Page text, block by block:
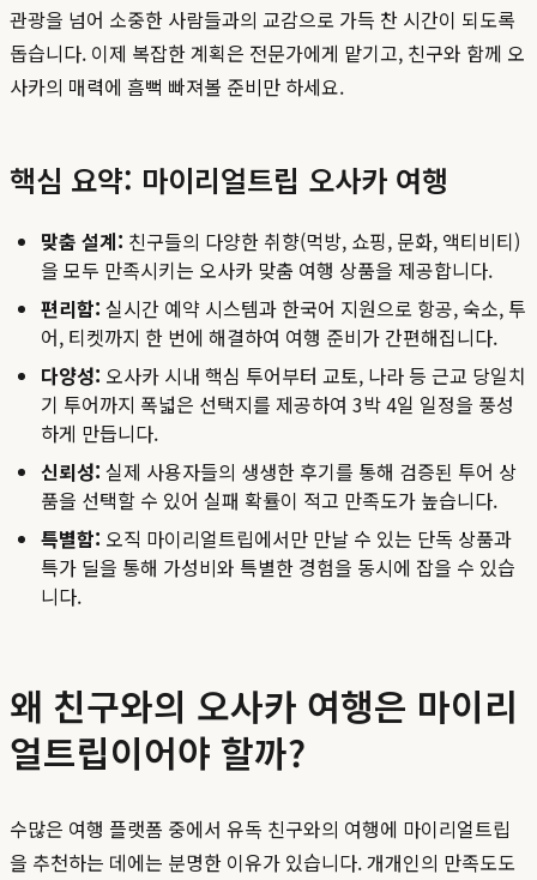
관광을 넘어 소중한 사람들과의 교감으로 가득 찬 시간이 되도록
돕습니다. 이제 복잡한 계획은 전문가에게 맡기고, 친구와 함께 오
사카의 매력에 흠뻑 빠져볼 준비만 하세요.
핵심 요약: 마이리얼트립 오사카 여행
맞춤 설계: 친구들의 다양한 취향(먹방, 쇼핑, 문화, 액티비티)
을 모두 만족시키는 오사카 맞춤 여행 상품을 제공합니다.
편리함: 실시간 예약 시스템과 한국어 지원으로 항공, 숙소, 투
어, 티켓까지 한 번에 해결하여 여행 준비가 간편해집니다.
다양성: 오사카 시내 핵심 투어부터 교토, 나라 등 근교 당일치
기 투어까지 폭넓은 선택지를 제공하여 3박 4일 일정을 풍성
하게 만듭니다.
신뢰성: 실제 사용자들의 생생한 후기를 통해 검증된 투어 상
품을 선택할 수 있어 실패 확률이 적고 만족도가 높습니다.
특별함: 오직 마이리얼트립에서만 만날 수 있는 단독 상품과
특가 딜을 통해 가성비와 특별한 경험을 동시에 잡을 수 있습
니다.
왜 친구와의 오사카 여행은 마이리
얼트립이어야 할까?
수많은 여행 플랫폼 중에서 유독 친구와의 여행에 마이리얼트립
을 추천하는 데에는 분명한 이유가 있습니다. 개개인의 만족도도